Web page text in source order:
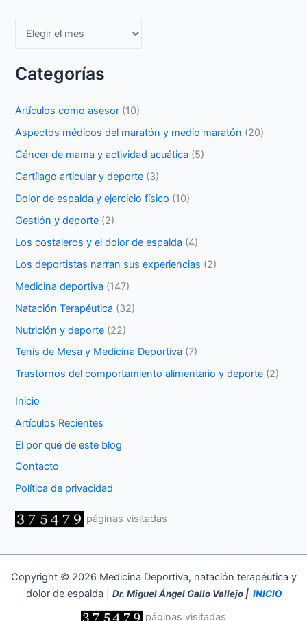
Archivos
Categorías
Artículos como asesor (10)
Aspectos médicos del maratón y medio maratón (20)
Cáncer de mama y actividad acuática (5)
Cartílago articular y deporte (3)
Dolor de espalda y ejercicio físico (10)
Gestión y deporte (2)
Los costaleros y el dolor de espalda (4)
Los deportistas narran sus experiencias (2)
Medicina deportiva (147)
Natación Terapéutica (32)
Nutrición y deporte (22)
Tenis de Mesa y Medicina Deportiva (7)
Trastornos del comportamiento alimentario y deporte (2)
Inicio
Artículos Recientes
El por qué de este blog
Contacto
Política de privacidad
páginas visitadas
Copyright © 2026 Medicina Deportiva, natación terapéutica y
dolor de espalda | Dr. Miguel Ángel Gallo Vallejo | INICIO
páginas visitadas